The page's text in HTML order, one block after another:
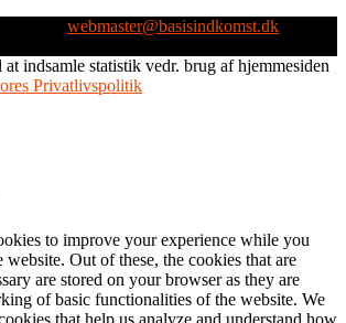
webmaster@basisindkomst.dk
indsamle statistik vedr. brug af hjemmesiden
Privatlivspolitik
to improve your experience while you
website. Out of these, the cookies that are
are stored on your browser as they are
of basic functionalities of the website. We
that help us analyze and understand how